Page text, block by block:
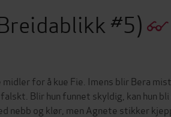
#5)
for å kue Fie. Imens blir Bera
Blir hun funnet skyldig, kan hun
nebb og klør, men Agnete stikker